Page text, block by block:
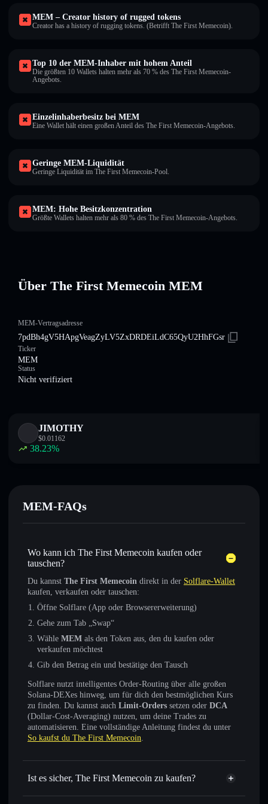
MEM – Creator history of rugged tokens
Creator has a history of rugging tokens. (Betrifft The First Memecoin).
Top 10 der MEM-Inhaber mit hohem Anteil
Die größten 10 Wallets halten mehr als 70 % des The First Memecoin-
Angebots.
Einzelinhaberbesitz bei MEM
Eine Wallet hält einen großen Anteil des The First Memecoin-Angebots.
Geringe MEM-Liquidität
Geringe Liquidität im The First Memecoin-Pool.
MEM: Hohe Besitzkonzentration
Größte Wallets halten mehr als 80 % des The First Memecoin-Angebots.
Über The First Memecoin MEM
MEM-Vertragsadresse
7pdBh4gV5HApgVeagZyLV5ZxDRDEiLdC65QyU2HhFGsr
Ticker
MEM
Status
Nicht verifiziert
JIMOTHY
$0.01162
38.23%
MEM-FAQs
Wo kann ich The First Memecoin kaufen oder
tauschen?
Du kannst The First Memecoin direkt in der Solflare-Wallet
kaufen, verkaufen oder tauschen:
Öffne Solflare (App oder Browsererweiterung)
Gehe zum Tab „Swap“
Wähle MEM als den Token aus, den du kaufen oder
verkaufen möchtest
Gib den Betrag ein und bestätige den Tausch
Solflare nutzt intelligentes Order-Routing über alle großen
Solana-DEXes hinweg, um für dich den bestmöglichen Kurs
zu finden. Du kannst auch Limit-Orders setzen oder DCA
(Dollar-Cost-Averaging) nutzen, um deine Trades zu
automatisieren. Eine vollständige Anleitung findest du unter
So kaufst du The First Memecoin.
Ist es sicher, The First Memecoin zu kaufen?
The First Memecoin
nicht